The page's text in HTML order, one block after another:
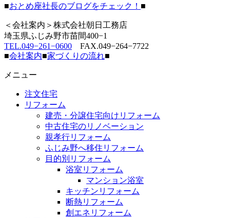
■おとめ座社長のブログをチェック！ ■
＜会社案内＞株式会社朝日工務店
埼玉県ふじみ野市苗間400−1
TEL.049−261−0600 FAX.049−264−7722
■会社案内■家づくりの流れ■
メニュー
注文住宅
リフォーム
建売・分譲住宅向けリフォーム
中古住宅のリノベーション
親孝行リフォーム
ふじみ野へ移住リフォーム
目的別リフォーム
浴室リフォーム
マンション浴室
キッチンリフォーム
断熱リフォーム
創エネリフォーム